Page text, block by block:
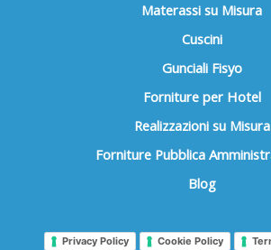
Materassi su Misura
Cuscini
Gunciali Fisyo
Forniture per Hotel
Realizzazioni su Misura
Forniture Pubblica
Blog
Privacy Policy Cookie Policy